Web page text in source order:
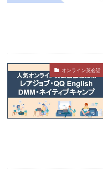
オンライン英会話